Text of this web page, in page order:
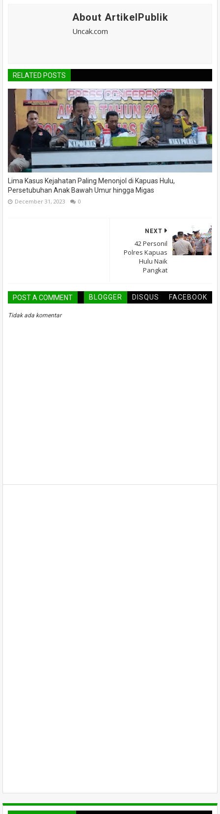
About ArtikelPublik
Uncak.com
RELATED POSTS
Lima Kasus Kejahatan Paling Menonjol di Kapuas Hulu,
Persetubuhan Anak Bawah Umur hingga Migas
December 31, 2023 0
NEXT
42 Personil
Polres Kapuas
Hulu Naik
Pangkat
POST A COMMENT BLOGGER DISQUS FACEBOOK
Tidak ada komentar